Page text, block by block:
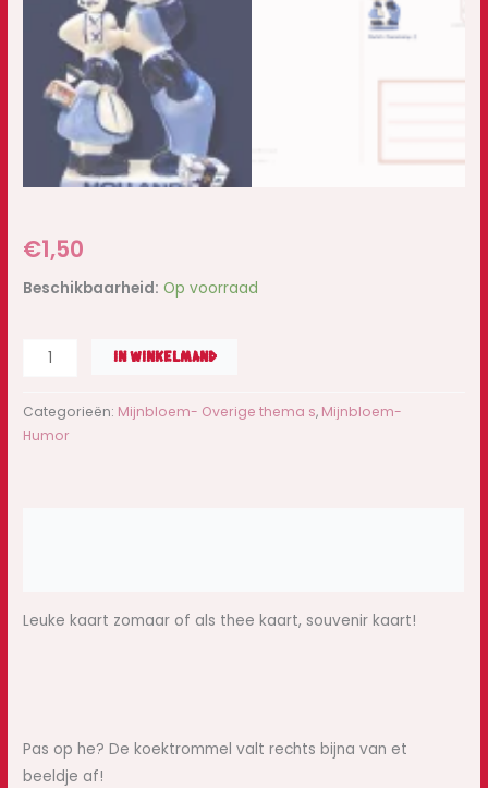
€1,50
Beschikbaarheid: Op voorraad
IN WINKELMAND
Categorieën: Mijnbloem- Overige thema s, Mijnbloem-
Humor
Leuke kaart zomaar of als thee kaart, souvenir kaart!
Pas op he? De koektrommel valt rechts bijna van et
beeldje af!